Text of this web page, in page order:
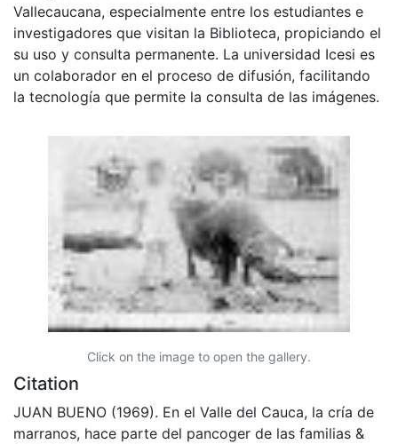
Vallecaucana, especialmente entre los estudiantes e
investigadores que visitan la Biblioteca, propiciando el
su uso y consulta permanente. La universidad Icesi es
un colaborador en el proceso de difusión, facilitando
la tecnología que permite la consulta de las imágenes.
Click on the image to open the gallery.
Citation
JUAN BUENO (1969). En el Valle del Cauca, la crí­a de
marranos, hace parte del pancoger de las familias &